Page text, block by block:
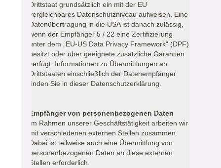
Drittstaat grundsätzlich ein mit der EU
vergleichbares Datenschutzniveau aufweisen. Eine
Datenübertragung in die USA ist danach zulässig,
wenn der Empfänger 5 / 22 eine Zertifizierung
unter dem „EU-US Data Privacy Framework“ (DPF)
besitzt oder über geeignete zusätzliche Garantien
verfügt. Informationen zu Übermittlungen an
Drittstaaten einschließlich der Datenempfänger
finden Sie in dieser Datenschutzerklärung.
Empfänger von personenbezogenen Daten
Im Rahmen unserer Geschäftstätigkeit arbeiten wir
mit verschiedenen externen Stellen zusammen.
Dabei ist teilweise auch eine Übermittlung von
personenbezogenen Daten an diese externen
Stellen erforderlich.